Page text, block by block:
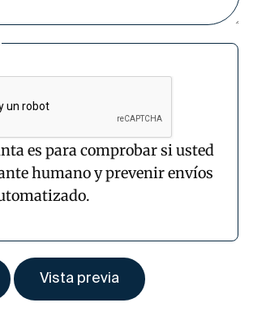
es para comprobar si usted
humano y prevenir envíos